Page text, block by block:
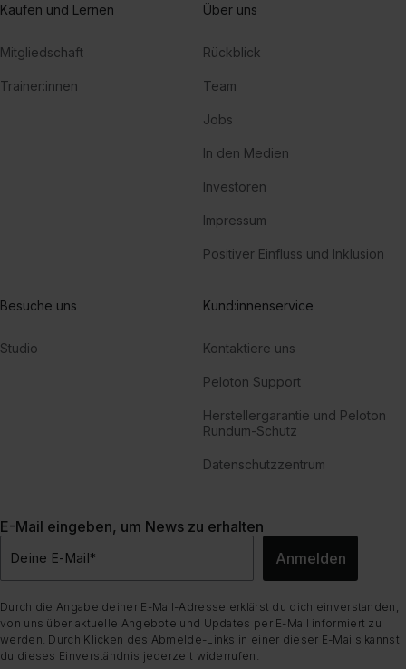
Kaufen und Lernen
Mitgliedschaft
Trainer:innen
Über uns
Rückblick
Team
Jobs
In den Medien
Investoren
Impressum
Positiver Einfluss und Inklusion
Besuche uns
Studio
Kund:innenservice
Kontaktiere uns
Peloton Support
Herstellergarantie und Peloton
Rundum-Schutz
Datenschutzzentrum
E-Mail eingeben, um News zu erhalten
Deine E-Mail* Anmelden
Durch die Angabe deiner E-Mail-Adresse erklärst du dich einverstanden,
von uns über aktuelle Angebote und Updates per E-Mail informiert zu
werden. Durch Klicken des Abmelde-Links in einer dieser E-Mails kannst
du dieses Einverständnis jederzeit widerrufen.